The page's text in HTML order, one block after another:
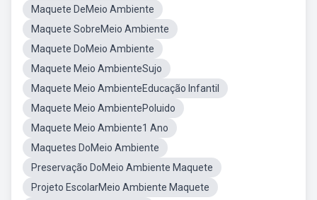
Maquete DeMeio Ambiente
Maquete SobreMeio Ambiente
Maquete DoMeio Ambiente
Maquete Meio AmbienteSujo
Maquete Meio AmbienteEducação Infantil
Maquete Meio AmbientePoluido
Maquete Meio Ambiente1 Ano
Maquetes DoMeio Ambiente
Preservação DoMeio Ambiente Maquete
Projeto EscolarMeio Ambiente Maquete